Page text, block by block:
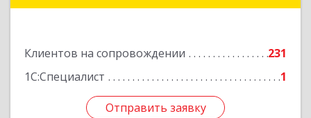
Клиентов на сопровождении
231
1С:Специалист
1
Отправить заявку
Подробнее
Отправить заявку